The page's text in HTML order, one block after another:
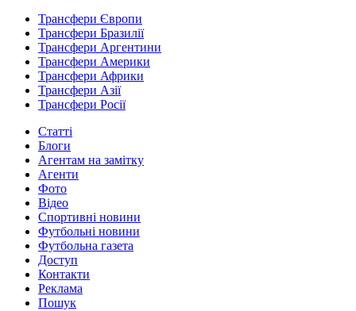
Трансфери Європи
Трансфери Бразилії
Трансфери Аргентини
Трансфери Америки
Трансфери Африки
Трансфери Азії
Трансфери Росії
Статті
Блоги
Агентам на замітку
Агенти
Фото
Відео
Спортивні новини
Футбольні новини
Футбольна газета
Доступ
Контакти
Реклама
Пошук